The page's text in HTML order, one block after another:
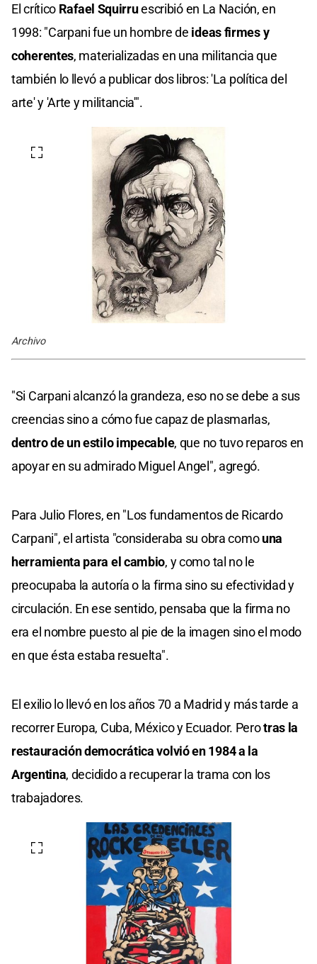
El crítico Rafael Squirruescribió en La Nación, en
1998: "Carpani fue un hombre de ideas firmes y
coherentes, materializadas en una militancia que
también lo llevó a publicar dos libros: 'La política del
arte' y 'Arte y militancia'".
Archivo
"Si Carpani alcanzó la grandeza, eso no se debe a sus
creencias sino a cómo fue capaz de plasmarlas,
dentro de un estilo impecable, que no tuvo reparos en
apoyar en su admirado Miguel Angel", agregó.
Para Julio Flores, en "Los fundamentos de Ricardo
Carpani", el artista "consideraba su obra comouna
herramienta para el cambio, y como tal no le
preocupaba la autoría o la firma sino su efectividad y
circulación. En ese sentido, pensaba que la firma no
era el nombre puesto al pie de la imagen sino el modo
en que ésta estaba resuelta".
El exilio lo llevó en los años 70 a Madrid y más tarde a
recorrer Europa, Cuba, México y Ecuador. Perotras la
restauración democrática volvió en 1984 a la
Argentina, decidido a recuperar la trama con los
trabajadores.